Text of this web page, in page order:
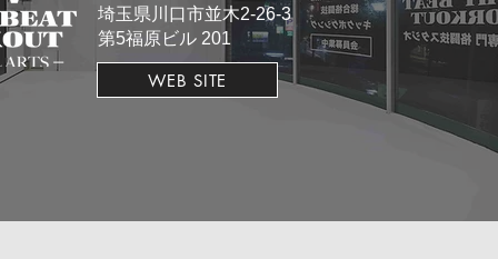
埼玉県川口市並木2-26-3
​第5福原ビル 201
WEB SITE